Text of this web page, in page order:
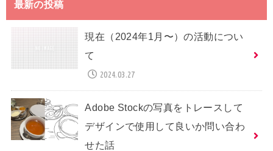
最新の投稿
現在（2024年1月〜）の活動につい
て
2024.03.27
Adobe Stockの写真をトレースして
デザインで使用して良いか問い合わ
せた話